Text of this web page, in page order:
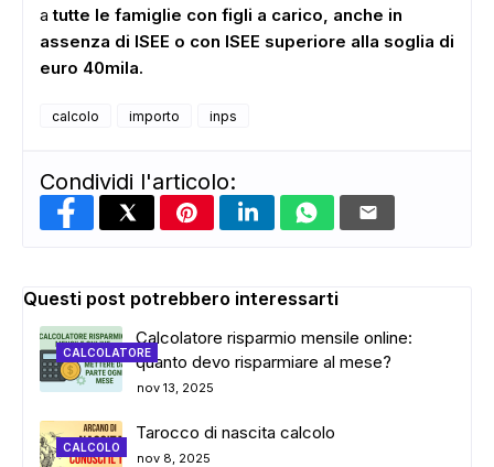
atutte le famiglie con figli a carico, anche in
assenza di ISEE o con ISEE superiore alla soglia di
euro 40mila.
calcolo importo inps
Condividi l'articolo:
Questi post potrebbero interessarti
CALCOLATORE
Calcolatore risparmio mensile online:
quanto devo risparmiare al mese?
nov 13, 2025
CALCOLO
Tarocco di nascita calcolo
nov 8, 2025